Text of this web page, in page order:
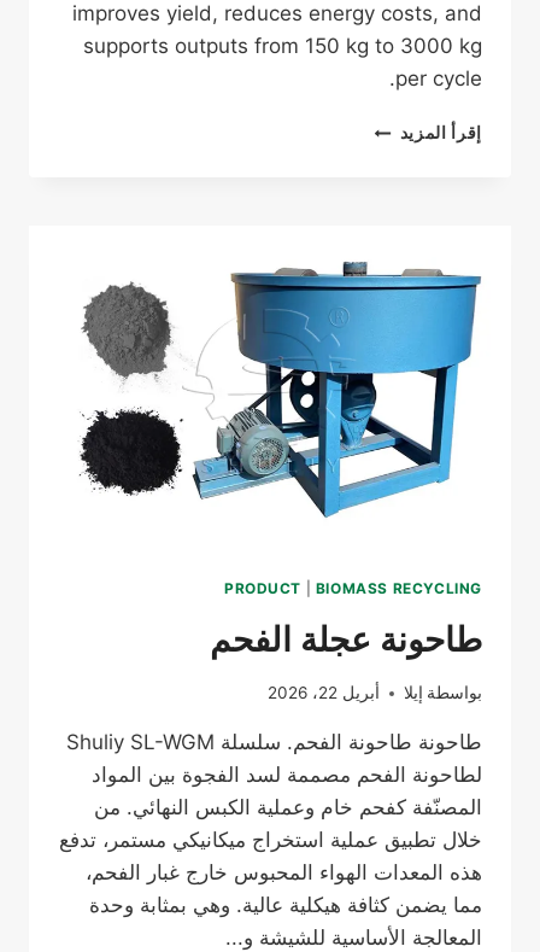
improves yield, reduces energy costs, and
supports outputs from 150 kg to 3000 kg
per cycle.
إقرأ المزيد فرن
PRODUCT BIOMASS RECYCLING
طاحونة عجلة الفحم
بواسطة إيلا أبريل 22، 2026
طاحونة طاحونة الفحم. سلسلة Shuliy SL-WGM
لطاحونة الفحم مصممة لسد الفجوة بين المواد
المصنّفة كفحم خام وعملية الكبس النهائي. من
خلال تطبيق عملية استخراج ميكانيكي مستمر، تدفع
هذه المعدات الهواء المحبوس خارج غبار الفحم،
مما يضمن كثافة هيكلية عالية. وهي بمثابة وحدة
المعالجة الأساسية للشيشة و...